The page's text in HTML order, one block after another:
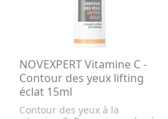
NOVEXPERT Vitamine C -
Contour des yeux lifting
éclat 15ml
Contour des yeux à la